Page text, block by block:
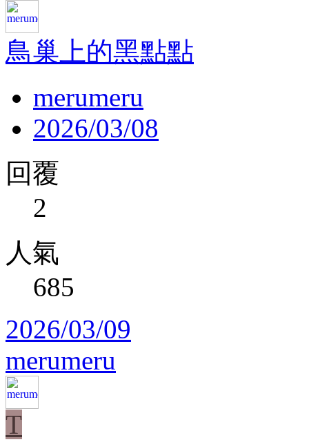
鳥巢上的黑點點
merumeru
2026/03/08
回覆
2
人氣
685
2026/03/09
merumeru
T